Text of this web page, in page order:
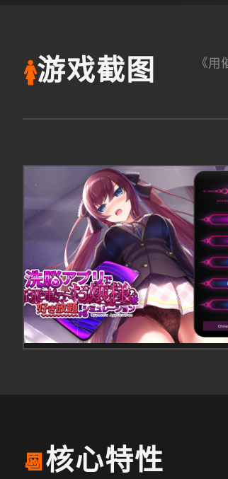
🚺游戏截图
《
📆 核心特性